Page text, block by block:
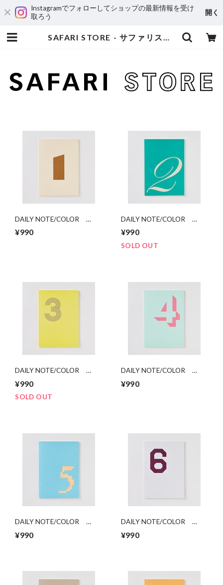
Instagramでフォローしてショップの最新情報を受け
取ろう
開く
SAFARI STORE - サファリストア
DAILY NOTE/COLOR
「1」
¥990
DAILY NOTE/COLOR
「2」
¥990
SOLD OUT
DAILY NOTE/COLOR
¥990
SOLD OUT
DAILY NOTE/COLOR
¥990
DAILY NOTE/COLOR
¥990
DAILY NOTE/COLOR
¥990